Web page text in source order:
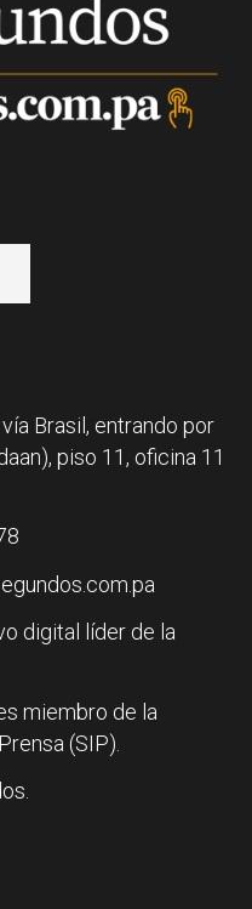
Brasil, entrando por
piso 11, oficina 11
digital líder de la
miembro de la
(SIP).